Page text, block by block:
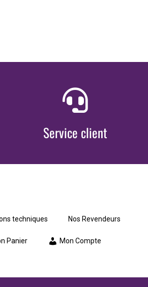
Service client
techniques Nos Revendeurs
Panier Mon Compte